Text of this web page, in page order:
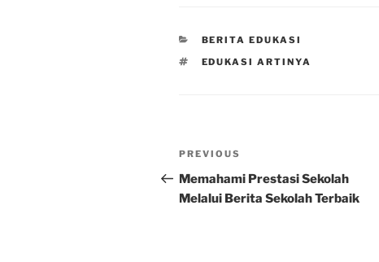
CATEGORIES
BERITA EDUKASI
TAGS
EDUKASI ARTINYA
Post
navigation
Previous
Post
PREVIOUS
Memahami Prestasi Sekolah
Melalui Berita Sekolah Terbaik